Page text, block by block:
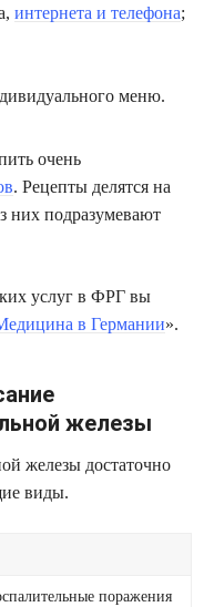
интернета и телефона;
меню.
очень
. Рецепты делятся на
них подразумевают
услуг в ФРГ вы
в Германии».
железы
железы достаточно
виды.
поражения